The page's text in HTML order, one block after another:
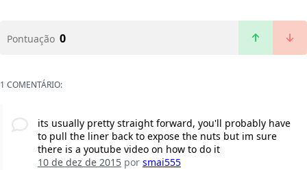
Pontuação 0
1 COMENTÁRIO:
its usually pretty straight forward, you'll probably have
to pull the liner back to expose the nuts but im sure
there is a youtube video on how to do it
10 de dez de 2015por smai555